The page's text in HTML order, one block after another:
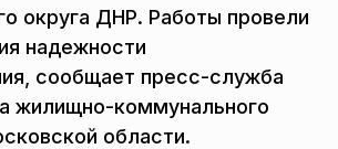
округа ДНР. Работы провели
надежности
сообщает пресс-служба
жилищно-коммунального
области.